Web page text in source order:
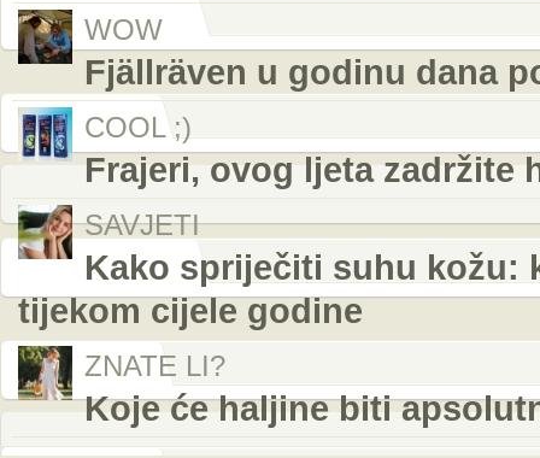
WOW
Fjällräven u godinu dana
COOL ;)
Frajeri, ovog ljeta zadržite
SAVJETI
Kako spriječiti suhu kožu:
tijekom cijele godine
ZNATE LI?
Koje će haljine biti